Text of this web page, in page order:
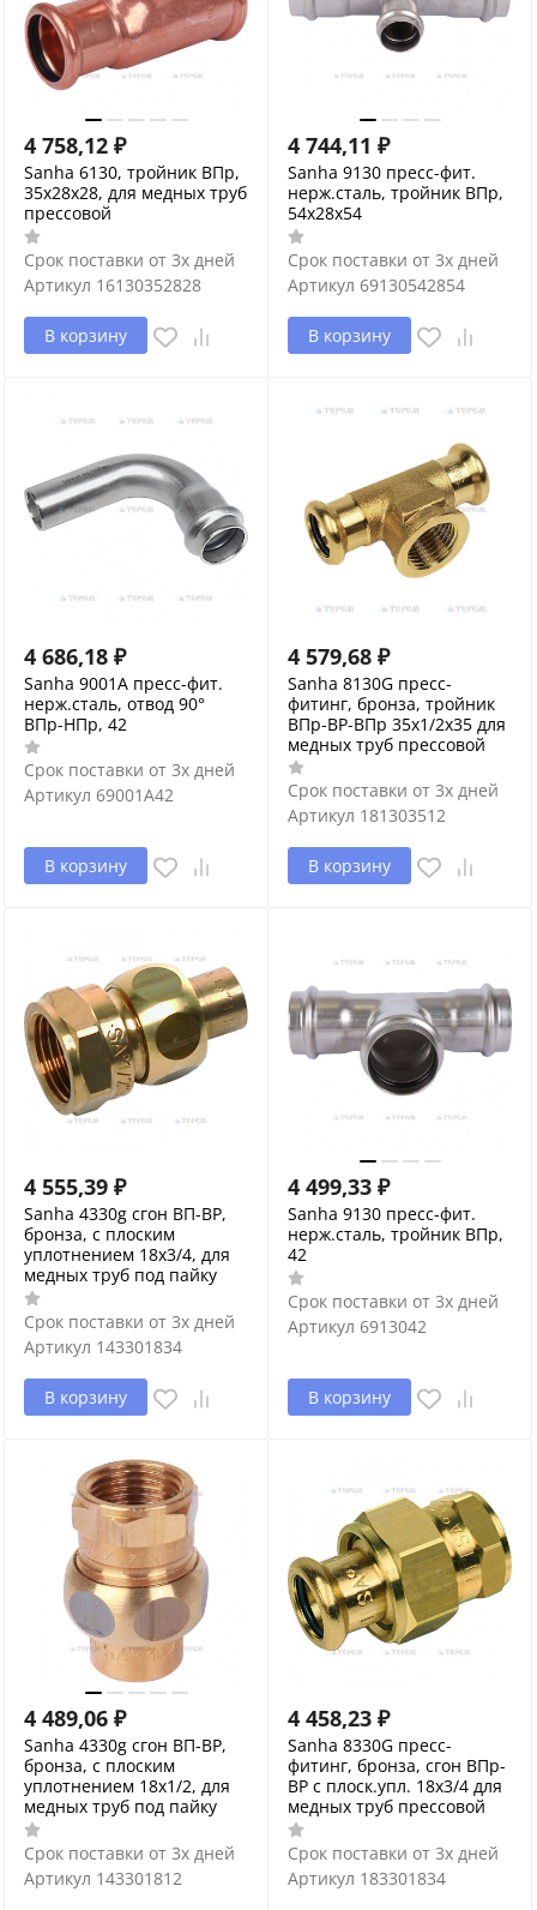
4 758,12 ₽
Sanha 6130, тройник ВПр,
35x28x28, для медных труб
прессовой
Срок поставки от 3х дней
Артикул 16130352828
В корзину
4 744,11 ₽
Sanha 9130 пресс-фит.
нерж.сталь, тройник ВПр,
54x28x54
Срок поставки от 3х дней
Артикул 69130542854
В корзину
4 686,18 ₽
Sanha 9001A пресс-фит.
нерж.сталь, отвод 90°
ВПр-НПр, 42
Срок поставки от 3х дней
Артикул 69001A42
В корзину
4 579,68 ₽
Sanha 8130G пресс-
фитинг, бронза, тройник
ВПр-ВР-ВПр 35x1/2x35 для
медных труб прессовой
Срок поставки от 3х дней
Артикул 181303512
В корзину
4 555,39 ₽
Sanha 4330g сгон ВП-ВР,
бронза, с плоским
уплотнением 18x3/4, для
медных труб под пайку
Срок поставки от 3х дней
Артикул 143301834
В корзину
4 499,33 ₽
Sanha 9130 пресс-фит.
нерж.сталь, тройник ВПр,
42
Срок поставки от 3х дней
Артикул 6913042
В корзину
4 489,06 ₽
Sanha 4330g сгон ВП-ВР,
бронза, с плоским
уплотнением 18x1/2, для
медных труб под пайку
Срок поставки от 3х дней
Артикул 143301812
4 458,23 ₽
Sanha 8330G пресс-
фитинг, бронза, сгон ВПр-
ВР с плоск.упл. 18x3/4 для
медных труб прессовой
Срок поставки от 3х дней
Артикул 183301834